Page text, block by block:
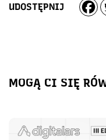
UDOSTĘPNIJ
MOGĄ CI SIĘ